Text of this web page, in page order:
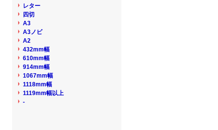
レター
四切
A3
A3ノビ
A2
432mm幅
610mm幅
914mm幅
1067mm幅
1118mm幅
1119mm幅以上
-